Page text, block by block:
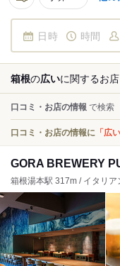
日時 時間
箱根の広いに関するお店
口コミ・お店の情報 で検索
口コミ・お店の情報に 「広
GORA BREWERY
箱根湯本駅 317m / イタリ